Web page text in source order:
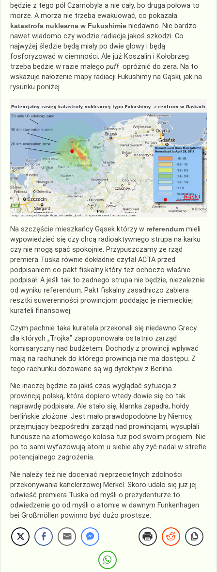
będzie z tego pół Czarnobyla a nie cały, bo druga połowa to
morze. A morza nie trzeba ewakuować, co pokazała
katastrofa nuklearna w Fukushimie niedawno. Nie bardzo
nawet wiadomo czy wodzie radiacja jakoś szkodzi. Co
najwyżej śledzie będą miały po dwie głowy i będą
fosforyzować w ciemności. Ale już Koszalin i Kołobrzeg
trzeba będzie w razie małego puffopróżnić do zera. Na to
wskazuje nałożenie mapy radiacji Fukushimy na Gąski, jak na
rysunku poniżej.
Na szczęście mieszkańcy Gąsek którzy w referendum mieli
wypowiedzieć się czy chcą radioaktywnego strupa na karku
czy nie mogą spać spokojnie. Przypuszczamy że rząd
premiera Tuska równie dokładnie czytał ACTA przed
podpisaniem co pakt fiskalny który też ochoczo właśnie
podpisał. A jeśli tak to żadnego strupa nie będzie, niezależnie
od wyniku referendum. Pakt fiskalny zasadniczo zabiera
resztki suwerenności prowincjom poddając je niemieckiej
kurateli finansowej.
Czym pachnie taka kuratela przekonali się niedawno Grecy
dla których „Trojka” zaproponowała ostatnio zarząd
komisaryczny nad budżetem. Dochody z prowincji wpływać
mają na rachunek do którego prowincja nie ma dostępu. Z
tego rachunku dozowane są wg dyrektyw z Berlina.
Nie inaczej będzie za jakiś czas wyglądać sytuacja z
prowincją polską, która dopiero wtedy dowie się co tak
naprawdę podpisała. Ale stało się, klamka zapadła, hołdy
berlińskie złożone. Jest mało prawdopodobne by Niemcy,
przejmujący bezpośredni zarząd nad prowincjami, wysupłali
fundusze na atomowego kolosa tuż pod swoim progiem. Nie
po to sami wyfazowują atom u siebie aby żyć nadal w strefie
potencjalnego zagrożenia.
Nie należy też nie doceniać nieprzeciętnych zdolności
przekonywania kanclerzowej Merkel. Skoro udało się już jej
odwieść premiera Tuska od myśli o prezydenturze to
odwiedzenie go od myśli o atomie w dawnym Funkenhagen
bei Großmöllen powinno być dużo prostsze.